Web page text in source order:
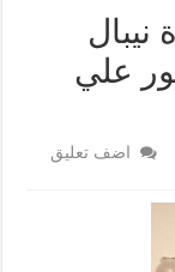
نيبال
علي
اضف تعليق